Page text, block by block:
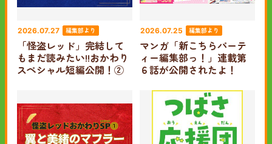
2026.07.27 編集部より
「怪盗レッド」完結して
もまだ読みたい!!おかわり
スペシャル短編公開！②
2026.07.25 編集部より
マンガ「新こちらパーテ
ィー編集部っ！」連載第
６話が公開されたよ！